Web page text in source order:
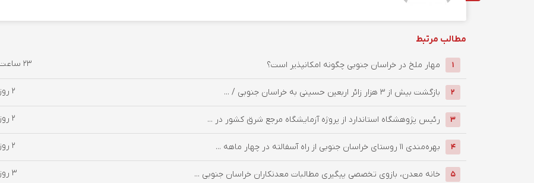
مطالب مرتبط
1 ‌مهار ملخ در خراسان جنوبی چگونه امکانپذیر است؟ 23 ساعت پیش
2 بازگشت بیش از ۳ هزار زائر اربعین حسینی به خراسان جنوبی / ... 2 روز پیش
3 رئیس پژوهشگاه استاندارد از پروژه آزمایشگاه مرجع شرق کشور در ... 2 روز پیش
4 بهره‌مندی ۱۱ روستای خراسان جنوبی از راه آسفالته در چهار ماهه ... 2 روز پیش
5 خانه معدن، بازوی تخصصی پیگیری مطالبات معدنکاران خراسان جنوبی ... 3 روز پیش